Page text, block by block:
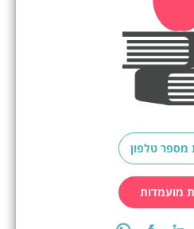
מספר טלפון
מועמדות